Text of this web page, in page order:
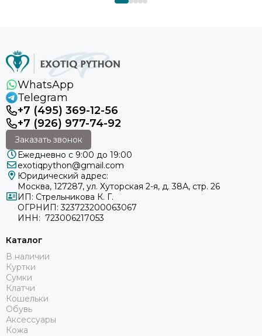
WhatsApp
Telegram
+7 (495) 369-12-56
+7 (926) 977-74-92
Заказать звонок
Ежедневно с 9:00 до 19:00
exotiqpython@gmail.com
Юридический адрес:
Москва, 127287, ул. Хуторская 2-я, д. 38А, стр. 26
ИП: Стрельникова К. Г.
ОГРНИП: 323723200063067
ИНН: 723006217053
Каталог
В наличии
Куртки
Сумки
Клатчи
Кошельки
Обувь
Аксессуары
Кожа